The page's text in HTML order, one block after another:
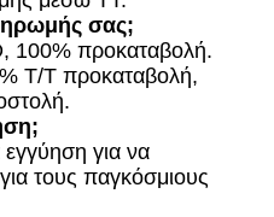
σας;
προκαταβολή.
T/T προκαταβολή,
για να
τους παγκόσμιους